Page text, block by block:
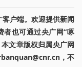
客户端。欢迎提供新闻
者也可通过央广网“啄
文章版权归属央广网
，不